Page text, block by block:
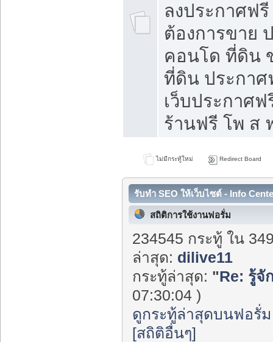
ลงประกาศฟ
ต้องการขาย
คอนโด ที่ดิน
ที่ดิน ประกา
เว็บประกาศ
ร้านฟรี โพ ส
ไม่มีกระทู้ใหม่ Redirect Board
รับทำ SEO ให้เว็บไซต์ - Info
สถิติการใช้งานฟอรั่ม
234545 กระทู้ ใน
ล่าสุด: dilive11
กระทู้ล่าสุด: "Re: รู้จั
07:30:04 )
ดูกระทู้ล่าสุดบนฟอรั่ม
[สถิติอื่นๆ]